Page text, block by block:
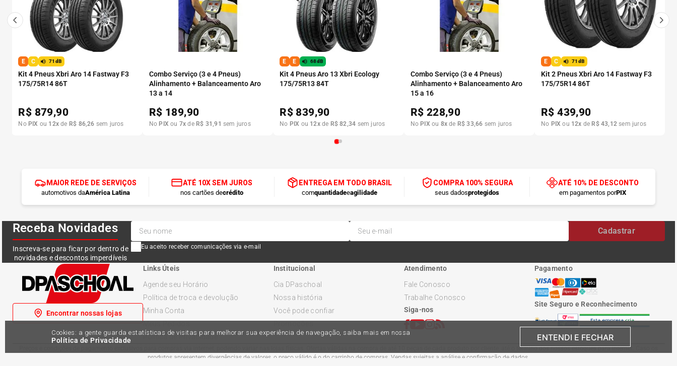
Cookies: a gente guarda estatísticas de visitas para melhorar sua experiência de navegação, saiba mais em nossa
Política de Privacidade ENTENDI E FECHAR
E C 71dB
Kit 4 Pneus Xbri Aro 14 Fastway F3
175/75R14 86T
R$ 879,90
No PIX ou 12x de R$ 86,26 sem juros
Combo Serviço (3 e 4 Pneus)
Alinhamento + Balanceamento Aro
13 a 14
R$ 189,90
No PIX ou 7x de R$ 31 ,91 sem juros
E E 68dB
Kit 4 Pneus Aro 13 Xbri Ecology
175/75R13 84T
R$ 839,90
No PIX ou 12xde R$ 82,34 sem juros
Combo Serviço (3 e 4 Pneus)
Alinhamento + Balanceamento Aro
15 a 16
R$ 228,90
No PIX ou 8x de R$ 33,66 sem juros
E C 71dB
Kit 2 Pneus Xbri Aro 14 Fastway F3
175/75R14 86T
R$439,90
No PIX ou 12x de R$ 43, 12 sem juros
MAIOR REDE DE SERVIÇOS
automotivos daAmérica Latina
ATÉ 10X SEM JUROS
nos cartões decrédito
ENTREGA EM TODO BRASIL
comquantidadeeagilidade
COMPRA 100% SEGURA
seus dadosprotegidos
ATÉ 10% DE DESCONTO
em pagamentos porPIX
Receba Novidades
Inscreva-se para ficar por dentro de
novidades e descontos imperdíveis
Cadastrar
Eu aceito receber comunicações via e-mail
Encontrar nossas lojas
Links Úteis
Agende seu Horário
Política de troca e devolução
Minha Conta
Política de Privacidade
Institucional
Cia DPaschoal
Nossa história
Você pode confiar
Atendimento
Fale Conosco
Trabalhe Conosco
Siga-nos
Pagamento
Site Seguro e Reconhecimento
Preços e condições de pagamento exclusivos para compras via internet, podendo variar nas lojas físicas. Ofertas válidas na compra de até 10 peças de cada produto por cliente, até o término dos nossos estoques para internet. Caso os
produtos apresentem divergências de valores, o preço válido é o do carrinho de compras. Vendas sujeitas a análise e confirmação de dados.